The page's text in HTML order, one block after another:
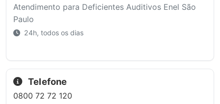
Atendimento para Deficientes Auditivos Enel São
Paulo
24h, todos os dias
Telefone
0800 72 72 120